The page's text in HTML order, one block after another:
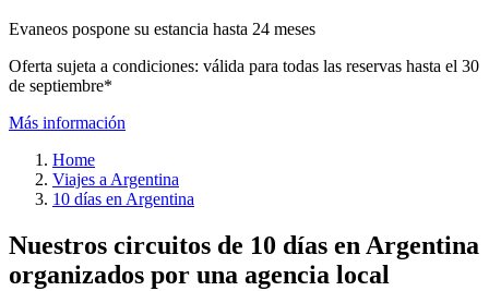
Evaneos pospone su estancia hasta 24 meses
Oferta sujeta a condiciones: válida para todas las reservas hasta el 30
de septiembre*
Más información
Home
Viajes a Argentina
10 días en Argentina
Nuestros circuitos de 10 días en Argentina
organizados por una agencia local